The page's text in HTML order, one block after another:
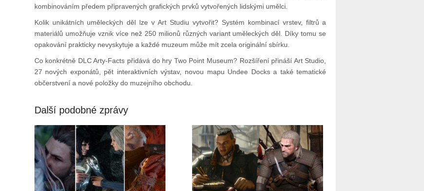
kombinováním předem připravených grafických prvků vytvořených lidskými umělci.
Kolik unikátních uměleckých děl lze v Art Studiu vytvořit? Systém kombinací vrstev, filtrů a
materiálů umožňuje vznik více než 250 milionů různých variant uměleckých děl. Díky tomu se
opakování prakticky nevyskytuje a každé muzeum může mít zcela originální sbírku.
Co konkrétně DLC Arty-Facts přidává do hry Two Point Museum? Rozšíření přináší Art Studio,
27 nových exponátů, pět interaktivních výstav, novou mapu Undee Docks a také tematické
občerstvení a nové položky do muzejního obchodu.
Další podobné zprávy